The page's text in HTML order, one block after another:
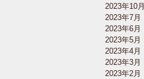
2023年10月
2023年7月
2023年6月
2023年5月
2023年4月
2023年3月
2023年2月